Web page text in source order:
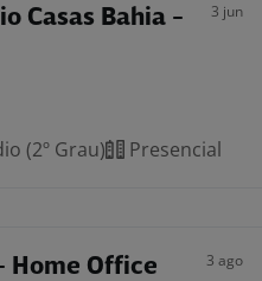
Casas Bahia -
3 jun
(2º Grau) Presencial
Home Office 3 ago